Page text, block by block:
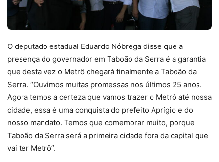
O deputado estadual Eduardo Nóbrega disse que a
presença do governador em Taboão da Serra é a garantia
que desta vez o Metrô chegará finalmente a Taboão da
Serra. “Ouvimos muitas promessas nos últimos 25 anos.
Agora temos a certeza que vamos trazer o Metrô até nossa
cidade, essa é uma conquista do prefeito Aprígio e do
nosso mandato. Temos que comemorar muito, porque
Taboão da Serra será a primeira cidade fora da capital que
vai ter Metrô”.